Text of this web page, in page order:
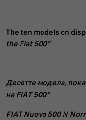
The ten models on
the Fiat 500”
Десетте модела,
на FIAT 500“
FIAT Nuova 500 N